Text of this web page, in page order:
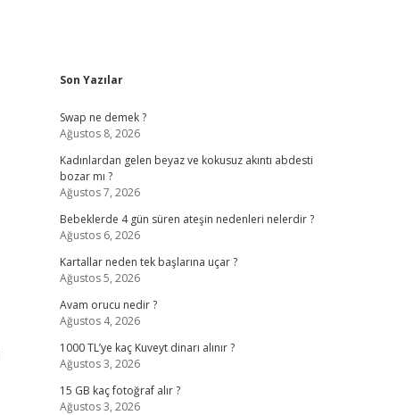
Sidebar
Son Yazılar
Swap ne demek ?
Ağustos 8, 2026
Kadınlardan gelen beyaz ve kokusuz akıntı abdesti
bozar mı ?
Ağustos 7, 2026
Bebeklerde 4 gün süren ateşin nedenleri nelerdir ?
Ağustos 6, 2026
Kartallar neden tek başlarına uçar ?
Ağustos 5, 2026
Avam orucu nedir ?
Ağustos 4, 2026
1000 TL’ye kaç Kuveyt dinarı alınır ?
Ağustos 3, 2026
15 GB kaç fotoğraf alır ?
Ağustos 3, 2026